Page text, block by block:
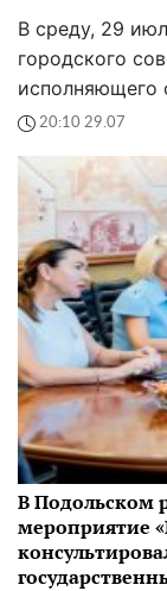
В среду, 29
городского
исполняющего
20:10 29.07
В Подольском
мероприятие